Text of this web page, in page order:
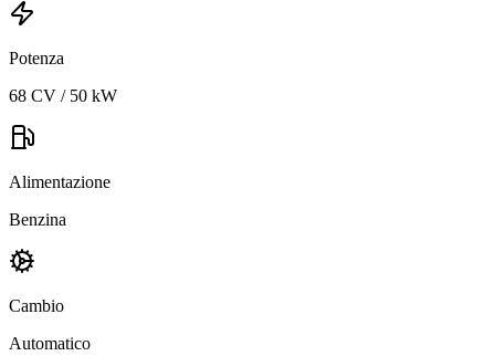
Potenza
68 CV / 50 kW
Alimentazione
Benzina
Cambio
Automatico